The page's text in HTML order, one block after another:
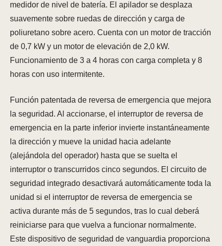
medidor de nivel de batería. El apilador se desplaza
suavemente sobre ruedas de dirección y carga de
poliuretano sobre acero. Cuenta con un motor de tracción
de 0,7 kW y un motor de elevación de 2,0 kW.
Funcionamiento de 3 a 4 horas con carga completa y 8
horas con uso intermitente.
Función patentada de reversa de emergencia que mejora
la seguridad. Al accionarse, el interruptor de reversa de
emergencia en la parte inferior invierte instantáneamente
la dirección y mueve la unidad hacia adelante
(alejándola del operador) hasta que se suelta el
interruptor o transcurridos cinco segundos. El circuito de
seguridad integrado desactivará automáticamente toda la
unidad si el interruptor de reversa de emergencia se
activa durante más de 5 segundos, tras lo cual deberá
reiniciarse para que vuelva a funcionar normalmente.
Este dispositivo de seguridad de vanguardia proporciona